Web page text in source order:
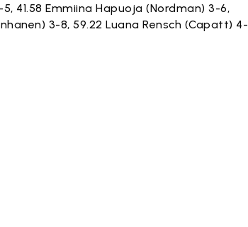
5, 41.58 Emmiina Hapuoja (Nordman) 3-6,
3-8, 59.22 Luana Rensch (Capatt) 4-